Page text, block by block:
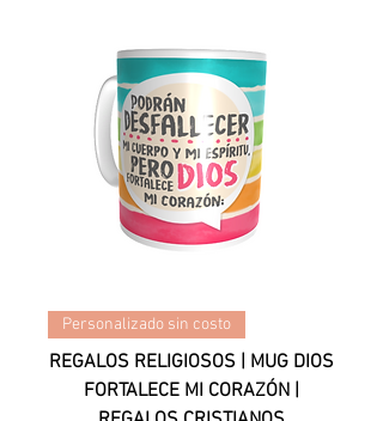
Personalizado sin costo
REGALOS RELIGIOSOS | MUG DIOS
FORTALECE MI CORAZÓN |